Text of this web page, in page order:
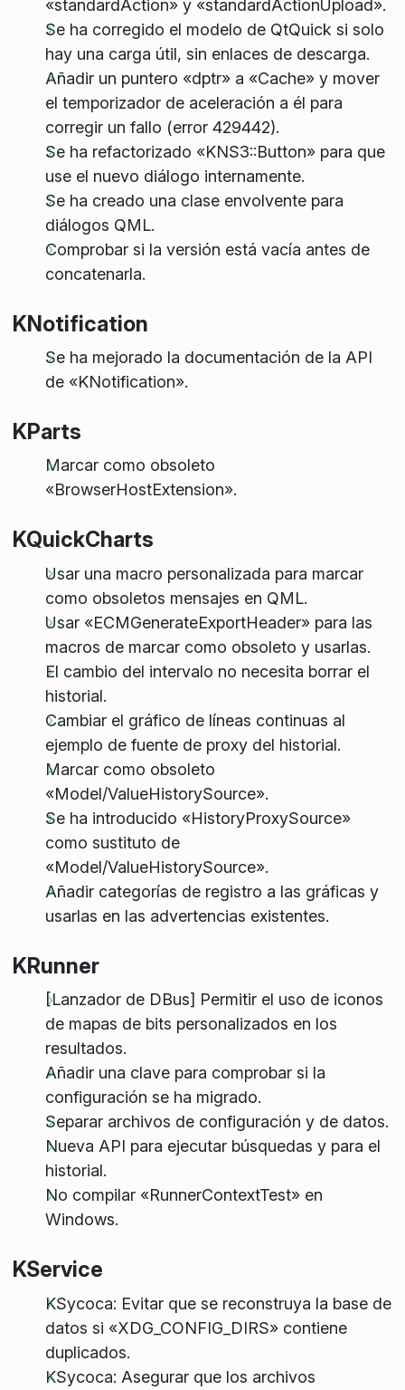
«standardAction» y «standardActionUpload».
Se ha corregido el modelo de QtQuick si solo
hay una carga útil, sin enlaces de descarga.
Añadir un puntero «dptr» a «Cache» y mover
el temporizador de aceleración a él para
corregir un fallo (error 429442).
Se ha refactorizado «KNS3::Button» para que
use el nuevo diálogo internamente.
Se ha creado una clase envolvente para
diálogos QML.
Comprobar si la versión está vacía antes de
concatenarla.
KNotification
Se ha mejorado la documentación de la API
de «KNotification».
KParts
Marcar como obsoleto
«BrowserHostExtension».
KQuickCharts
Usar una macro personalizada para marcar
como obsoletos mensajes en QML.
Usar «ECMGenerateExportHeader» para las
macros de marcar como obsoleto y usarlas.
El cambio del intervalo no necesita borrar el
historial.
Cambiar el gráfico de líneas continuas al
ejemplo de fuente de proxy del historial.
Marcar como obsoleto
«Model/ValueHistorySource».
Se ha introducido «HistoryProxySource»
como sustituto de
«Model/ValueHistorySource».
Añadir categorías de registro a las gráficas y
usarlas en las advertencias existentes.
KRunner
[Lanzador de DBus] Permitir el uso de iconos
de mapas de bits personalizados en los
resultados.
Añadir una clave para comprobar si la
configuración se ha migrado.
Separar archivos de configuración y de datos.
Nueva API para ejecutar búsquedas y para el
historial.
No compilar «RunnerContextTest» en
Windows.
KService
KSycoca: Evitar que se reconstruya la base de
datos si «XDG_CONFIG_DIRS» contiene
duplicados.
KSycoca: Asegurar que los archivos